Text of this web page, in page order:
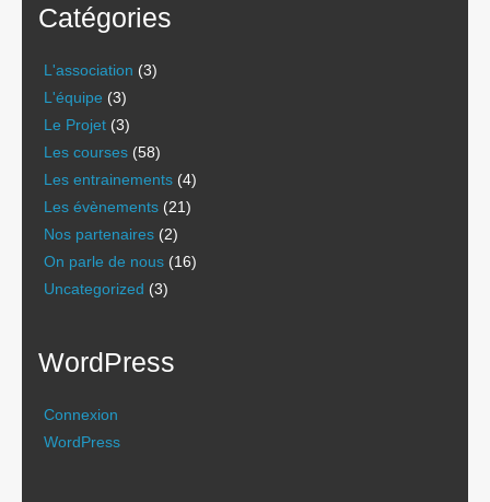
Catégories
L'association (3)
L'équipe (3)
Le Projet (3)
Les courses (58)
Les entrainements (4)
Les évènements (21)
Nos partenaires (2)
On parle de nous (16)
Uncategorized (3)
WordPress
Connexion
WordPress